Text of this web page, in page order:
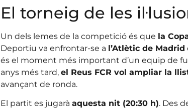
El torneig de les
Un dels lemes de la competició és que la
Deportiu va enfrontar-se a l’Atlètic de Madrid
és el moment més important d’un equip de
anys més tard, el Reus FCR vol ampliar la
avançant de ronda.
El partit es jugarà aquesta nit (20:30 h). Des